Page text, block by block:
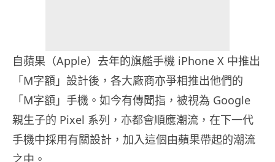
自蘋果（Apple）去年的旗艦手機 iPhone X 中推出
「M字額」設計後，各大廠商亦爭相推出他們的
「M字額」手機。如今有傳聞指，被視為 Google
親生子的 Pixel 系列，亦都會順應潮流，在下一代
手機中採用有關設計，加入這個由蘋果帶起的潮流